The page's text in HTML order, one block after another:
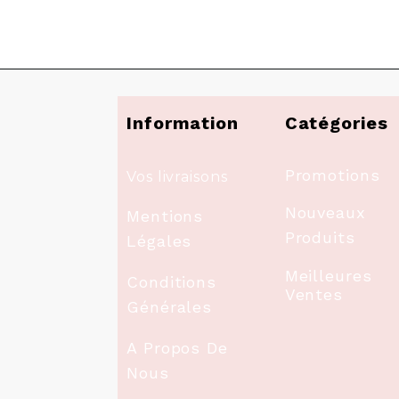
Information
Vos livraisons
Mentions
Légales
Conditions
Générales
A Propos De
Nous
Catégories
Promotions
Nouveaux
Produits
Meilleures
Ventes